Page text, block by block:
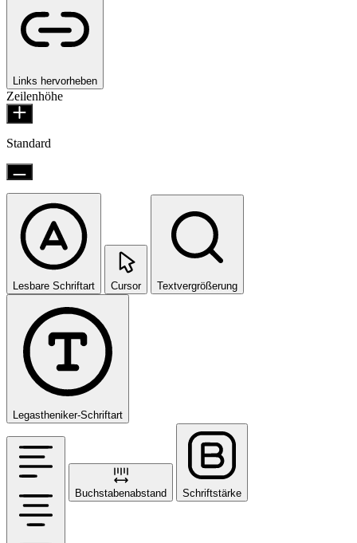
Links hervorheben
Zeilenhöhe
Standard
Lesbare Schriftart Cursor Textvergrößerung
Legastheniker-Schriftart
Buchstabenabstand Schriftstärke